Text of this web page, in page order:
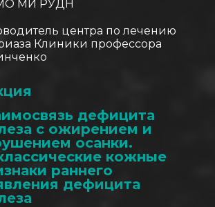
дефицита
с ожирением и
осанки.
кожные
раннего
дефицита
МИ РУДН
центра по лечению
Клиники профессора